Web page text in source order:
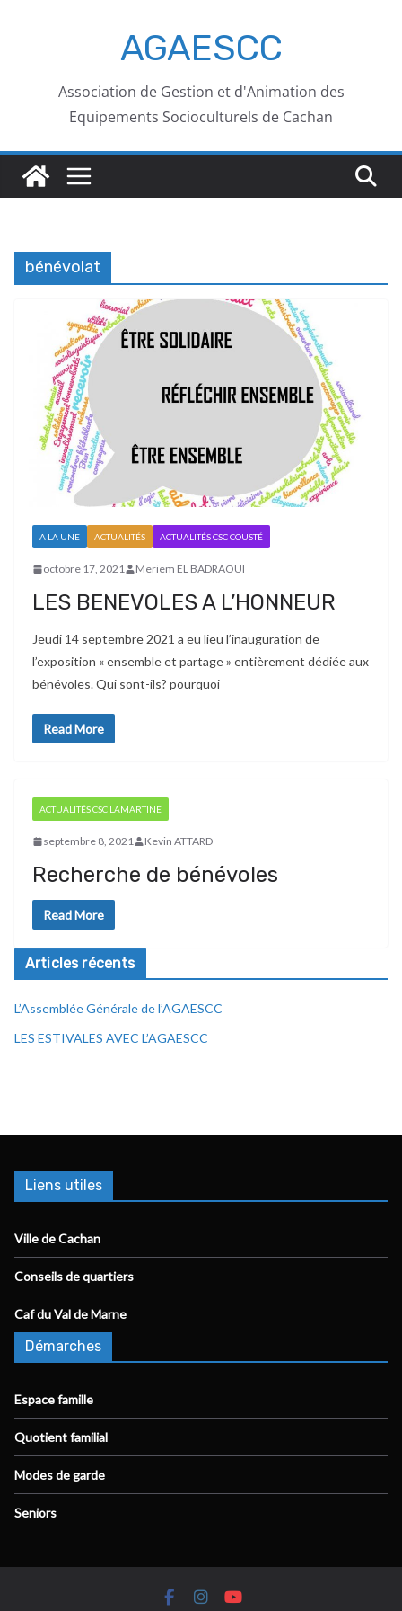
AGAESCC
Association de Gestion et d'Animation des
Equipements Socioculturels de Cachan
bénévolat
A LA UNE ACTUALITÉS ACTUALITÉS CSC COUSTÉ
octobre 17, 2021 Meriem EL BADRAOUI
LES BENEVOLES A L’HONNEUR
Jeudi 14 septembre 2021 a eu lieu l’inauguration de
l’exposition « ensemble et partage » entièrement dédiée aux
bénévoles. Qui sont-ils? pourquoi
Read More
ACTUALITÉS CSC LAMARTINE
septembre 8, 2021 Kevin ATTARD
Recherche de bénévoles
Read More
Articles récents
L’Assemblée Générale de l’AGAESCC
LES ESTIVALES AVEC L’AGAESCC
Liens utiles
Ville de Cachan
Conseils de quartiers
Caf du Val de Marne
Démarches
Espace famille
Quotient familial
Modes de garde
Seniors